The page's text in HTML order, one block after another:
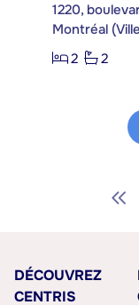
1220,
Montréal
2
2
DÉCOUVREZ
CENTRIS